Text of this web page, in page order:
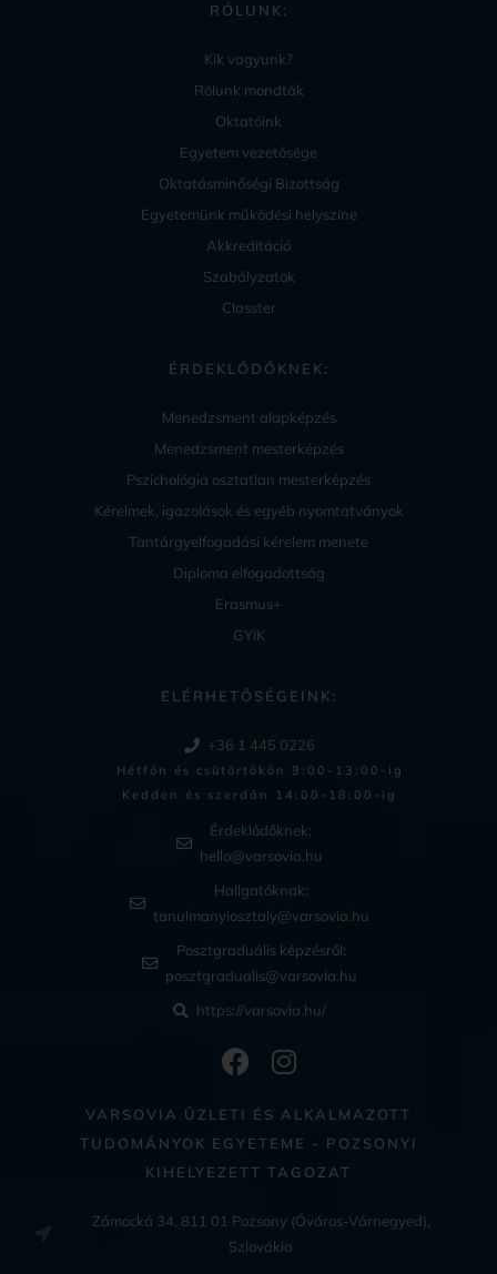
RÓLUNK:
Kik vagyunk?
Rólunk mondták
Oktatóink
Egyetem vezetősége
Oktatásminőségi Bizottság
Egyetemünk működési helyszíne
Akkreditáció
Szabályzatok
Classter
ÉRDEKLŐDŐKNEK:
Menedzsment alapképzés
Menedzsment mesterképzés
Pszichológia osztatlan mesterképzés
Kérelmek, igazolások és egyéb nyomtatványok
Tantárgyelfogadási kérelem menete
Diploma elfogadottság
Erasmus+
GYIK
ELÉRHETŐSÉGEINK:
+36 1 445 0226
Hétfőn és csütörtökön 9:00-13:00-ig
Kedden és szerdán 14:00-18:00-ig​
Érdeklődőknek:
hello@varsovia.hu
Hallgatóknak:
tanulmanyiosztaly@varsovia.hu
Posztgraduális képzésről:
posztgradualis@varsovia.hu
https://varsovia.hu/
VARSOVIA ÜZLETI ÉS ALKALMAZOTT
TUDOMÁNYOK EGYETEME - POZSONYI
KIHELYEZETT TAGOZAT
Zámocká 34, 811 01 Pozsony (Óváros-Várnegyed),
Szlovákia